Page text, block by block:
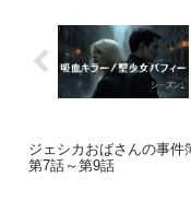
ジェシカおばさんの事
第7話～第9話